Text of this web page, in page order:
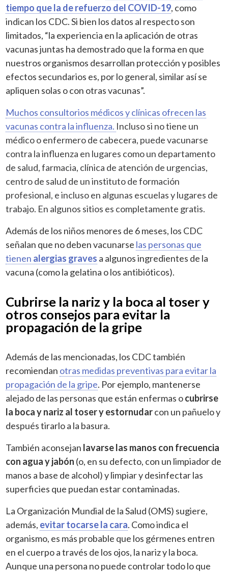
tiempo que la de refuerzo del COVID-19, como
indican los CDC. Si bien los datos al respecto son
limitados, “la experiencia en la aplicación de otras
vacunas juntas ha demostrado que la forma en que
nuestros organismos desarrollan protección y posibles
efectos secundarios es, por lo general, similar así se
apliquen solas o con otras vacunas”.
Muchos consultorios médicos y clínicas ofrecen las
vacunas contra la influenza. Incluso si no tiene un
médico o enfermero de cabecera, puede vacunarse
contra la influenza en lugares como un departamento
de salud, farmacia, clínica de atención de urgencias,
centro de salud de un instituto de formación
profesional, e incluso en algunas escuelas y lugares de
trabajo. En algunos sitios es completamente gratis.
Además de los niños menores de 6 meses, los CDC
señalan que no deben vacunarse las personas que
tienen alergias graves a algunos ingredientes de la
vacuna (como la gelatina o los antibióticos).
Cubrirse la nariz y la boca al toser y
otros consejos para evitar la
propagación de la gripe
Además de las mencionadas, los CDC también
recomiendan otras medidas preventivas para evitar la
propagación de la gripe. Por ejemplo, mantenerse
alejado de las personas que están enfermas ocubrirse
la boca y nariz al toser y estornudarcon un pañuelo y
después tirarlo a la basura.
También aconsejan lavarse las manos con frecuencia
con agua y jabón (o, en su defecto, con un limpiador de
manos a base de alcohol) y limpiar y desinfectar las
superficies que puedan estar contaminadas.
La Organización Mundial de la Salud (OMS) sugiere,
además, evitar tocarse la cara. Como indica el
organismo, es más probable que los gérmenes entren
en el cuerpo a través de los ojos, la nariz y la boca.
Aunque una persona no puede controlar todo lo que